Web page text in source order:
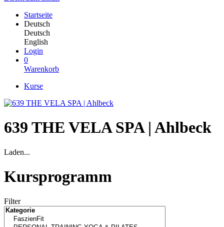
Startseite
Deutsch
Deutsch
English
Login
0
Warenkorb
Kurse
639 THE VELA SPA | Ahlbeck
Laden...
Kursprogramm
Filter